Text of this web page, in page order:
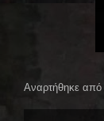
Αναρτήθηκε από